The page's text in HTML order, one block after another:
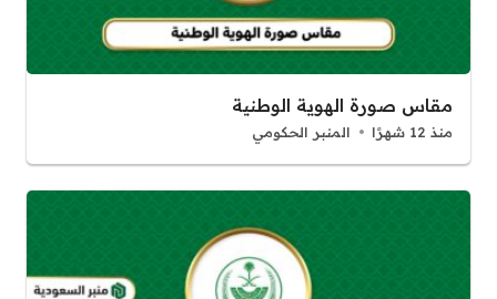
مقاس صورة الهوية الوطنية
منذ 12 شهرًا المنبر الحكومي